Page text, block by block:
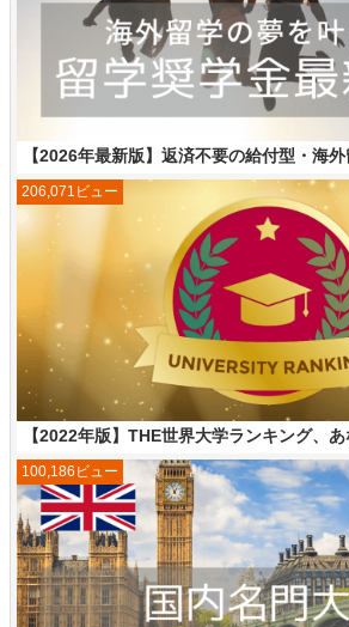
【2026年最新版】返済不要の給付型・海
【2022年版】THE世界大学ランキング、
206,071ビュー
100,186ビュー